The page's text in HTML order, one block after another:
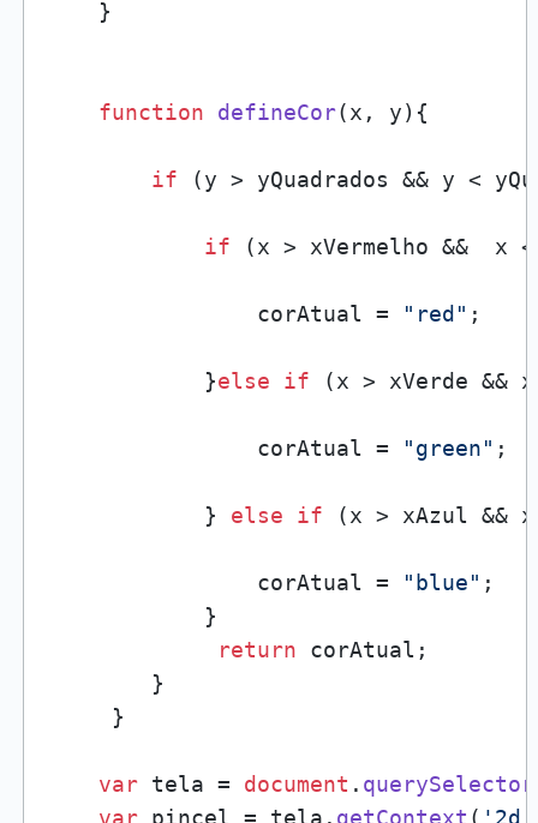
    }
function defineCor(x, y){
if (y > yQuadrados && y <
if (x > xVermelho &&  x <
                corAtual =
"red" ;
            }
else if (x > xVerde && x
                corAtual =
"green" ;
            }
else if (x > xAzul && x
                corAtual =
"blue" ;
            }
return corAtual;
        }
     }
var tela = document . querySelector
var pincel = tela. getContext ( '2d'